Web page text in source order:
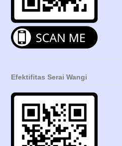
Efektifitas Serai Wangi